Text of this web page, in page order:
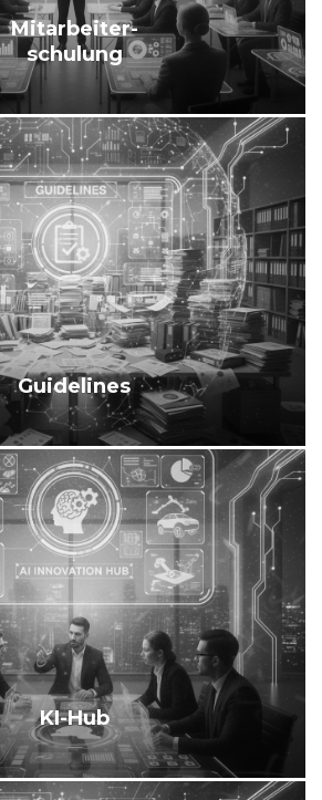
Mitarbeiter-
schulung
Guidelines
KI-Hub